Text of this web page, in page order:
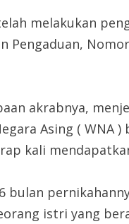
melakukan
Pengaduan,
akrabnya,
Asing ( WNA
kali
bulan
istri yang